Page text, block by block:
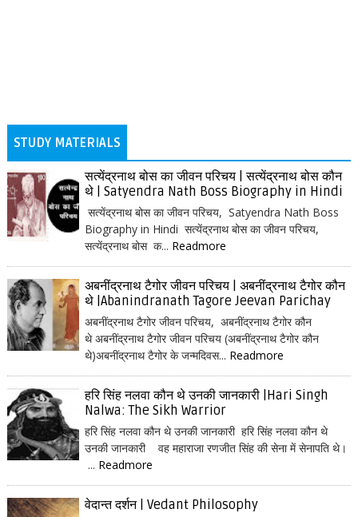
STUDY MATERIALS
सत्येंद्रनाथ बोस का जीवन परिचय | सत्येंद्रनाथ बोस कौन
थे | Satyendra Nath Boss Biography in Hindi
सत्येंद्रनाथ बोस का जीवन परिचय, Satyendra Nath Boss
Biography in Hindi सत्येंद्रनाथ बोस का जीवन परिचय,
सत्येंद्रनाथ बोस क... Readmore
अबनींद्रनाथ टैगोर जीवन परिचय | अबनींद्रनाथ टैगोर कौन
थे |Abanindranath Tagore Jeevan Parichay
अबनींद्रनाथ टैगोर जीवन परिचय, अबनींद्रनाथ टैगोर कौन
थे अबनींद्रनाथ टैगोर जीवन परिचय (अबनींद्रनाथ टैगोर कौन
थे)अबनींद्रनाथ टैगोर के जन्मदिवस... Readmore
हरि सिंह नलवा कौन थे उनकी जानकारी |Hari Singh
Nalwa: The Sikh Warrior
हरि सिंह नलवा कौन थे उनकी जानकारी हरि सिंह नलवा कौन थे
उनकी जानकारी वह महाराजा रणजीत सिंह की सेना में सेनापति थे।
... Readmore
वेदान्त दर्शन | Vedant Philosophy